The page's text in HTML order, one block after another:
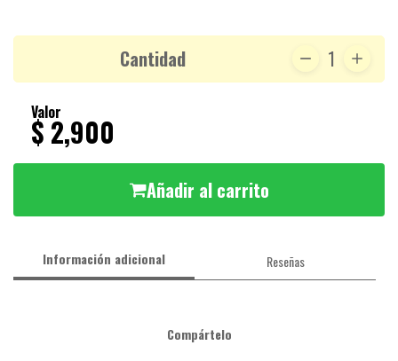
Cantidad 1
Valor
$ 2,900
Añadir al carrito
Información adicional Reseñas
Compártelo